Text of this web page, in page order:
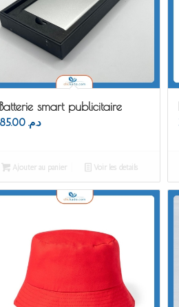
Batterie smart publicitaire
د.م. 85.00
Ajouter au panier Voir les détails